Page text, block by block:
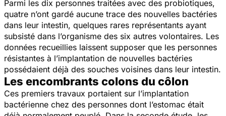
Parmi les dix personnes traitées avec des probiotiques,
quatre n’ont gardé aucune trace des nouvelles bactéries
dans leur intestin, quelques rares représentants ayant
subsisté dans l’organisme des six autres volontaires. Les
données recueillies laissent supposer que les personnes
résistantes à l’implantation de nouvelles bactéries
possédaient déjà des souches voisines dans leur intestin.
Les encombrants colons du côlon
Ces premiers travaux portaient sur l’implantation
bactérienne chez des personnes dont l’estomac était